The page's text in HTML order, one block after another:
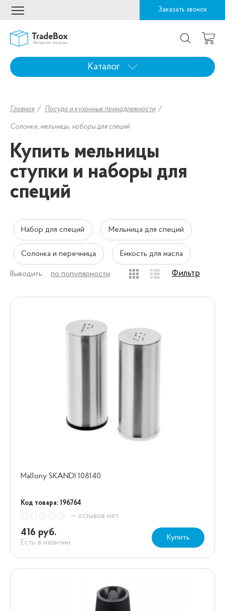
Заказать звонок
Каталог
Главная Посуда и кухонные принадлежности
Солонки, мельницы, наборы для специй
Купить мельницы
ступки и наборы для
специй
Набор для специй Мельница для специй
Солонка и перечница Ёмкость для масла
Выводить: по популярности Фильтр
Mallony SKANDI 108140
Код товара: 196764
— отзывов нет
416 руб.
Есть в наличии
Купить